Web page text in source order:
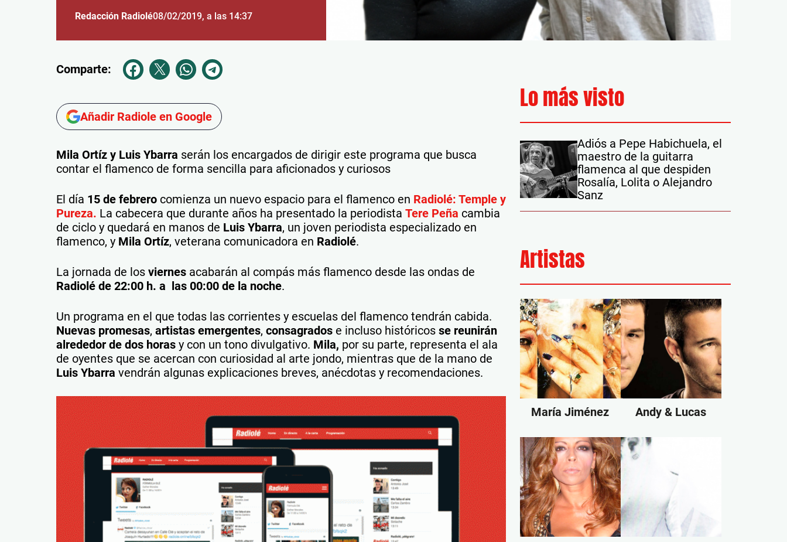
Redacción Radiolé08/02/2019, a las 14:37
Comparte:
Añadir Radiole en Google
Mila Ortíz y Luis Ybarra serán los encargados de dirigir este programa que busca
contar el flamenco de forma sencilla para aficionados y curiosos
El día 15 de febrero comienza un nuevo espacio para el flamenco en Radiolé: Temple y
Pureza. La cabecera que durante años ha presentado la periodista Tere Peña cambia
de ciclo y quedará en manos de Luis Ybarra, un joven periodista especializado en
flamenco, y Mila Ortíz, veterana comunicadora en Radiolé.
La jornada de los viernes acabarán al compás más flamenco desde las ondas de
Radiolé de 22:00 h. a las 00:00 de la noche.
Un programa en el que todas las corrientes y escuelas del flamenco tendrán cabida.
Nuevas promesas, artistas emergentes, consagrados e incluso históricos se reunirán
alrededor de dos horas y con un tono divulgativo. Mila, por su parte, representa el ala
de oyentes que se acercan con curiosidad al arte jondo, mientras que de la mano de
Luis Ybarra vendrán algunas explicaciones breves, anécdotas y recomendaciones.
Lo más visto
Adiós a Pepe Habichuela, el
maestro de la guitarra
flamenca al que despiden
Rosalía, Lolita o Alejandro
Sanz
Artistas
María Jiménez Andy & Lucas